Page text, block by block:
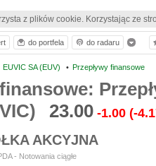
z plików cookie. Korzystając ze
EUVIC SA (EUV) • Przepływy finansowe
23.00 -1.00 (-
AKCYJNA
- Notowania ciągłe
do portfela do radaru